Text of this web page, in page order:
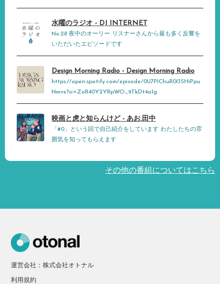
水曜のラジオ - DJ INTERNET
No.28 夜中のオーリー リスナーさんから最も多く反響を
いただいたエピソードです
Design Morning Radio - Design Morning Radio
https://open.spotify.com/episode/0U7PIChuR0I3SHiPpu
Nmvx?si=ZoR40Y2YRpWO_9TkDt4a1g
映画と虎と知らんけど - あお,田中
「#0」という回で自己紹介をしています わたしたちの雰
囲気を知ってもらえます
その他の番組についてはこちら
運営会社：株式会社オトナル
利用規約